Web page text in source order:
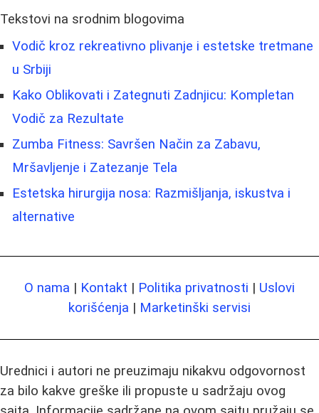
Tekstovi na srodnim blogovima
Vodič kroz rekreativno plivanje i estetske tretmane
u Srbiji
Kako Oblikovati i Zategnuti Zadnjicu: Kompletan
Vodič za Rezultate
Zumba Fitness: Savršen Način za Zabavu,
Mršavljenje i Zatezanje Tela
Estetska hirurgija nosa: Razmišljanja, iskustva i
alternative
O nama | Kontakt | Politika privatnosti | Uslovi
korišćenja | Marketinški servisi
Urednici i autori ne preuzimaju nikakvu odgovornost
za bilo kakve greške ili propuste u sadržaju ovog